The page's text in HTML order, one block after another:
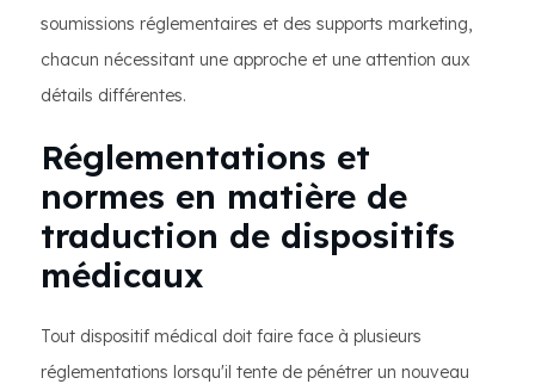
soumissions réglementaires et des supports marketing,
chacun nécessitant une approche et une attention aux
détails différentes.
Réglementations et
normes en matière de
traduction de dispositifs
médicaux
Tout dispositif médical doit faire face à plusieurs
réglementations lorsqu'il tente de pénétrer un nouveau